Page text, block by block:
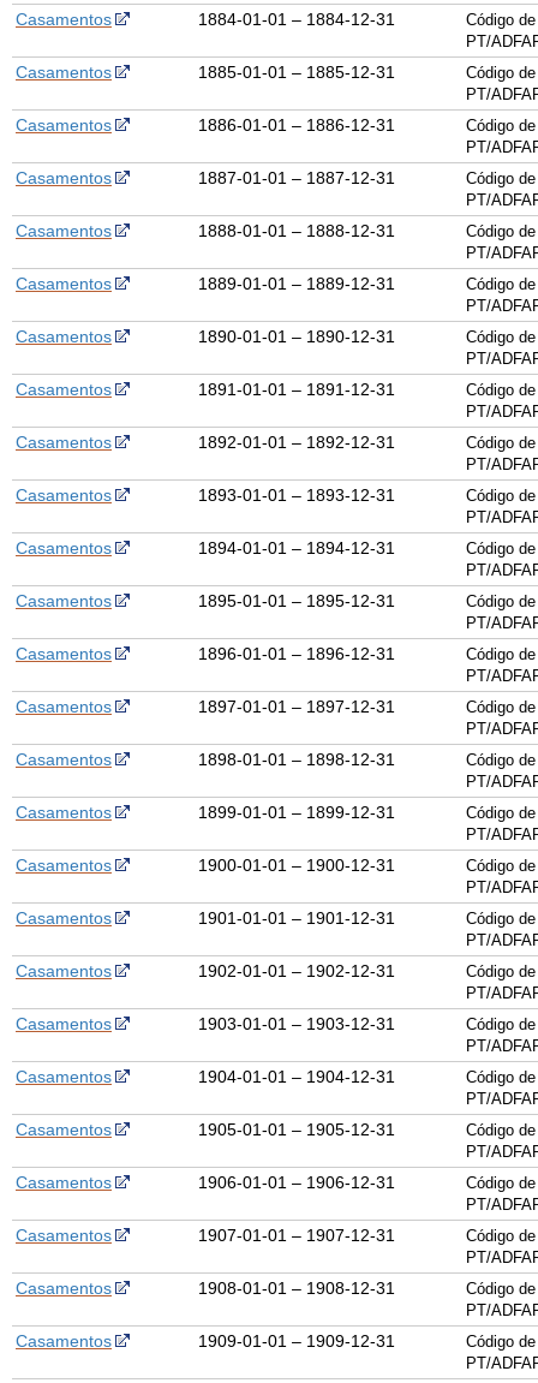
Casamentos 1884-01-01 – 1884-12-31
Código
PT/
Casamentos 1885-01-01 – 1885-12-31
Código
PT/
Casamentos 1886-01-01 – 1886-12-31
Código
PT/
Casamentos 1887-01-01 – 1887-12-31
Código
PT/
Casamentos 1888-01-01 – 1888-12-31
Código
PT/
Casamentos 1889-01-01 – 1889-12-31
Código
PT/
Casamentos 1890-01-01 – 1890-12-31
Código
PT/
Casamentos 1891-01-01 – 1891-12-31
Código
PT/
Casamentos 1892-01-01 – 1892-12-31
Código
PT/
Casamentos 1893-01-01 – 1893-12-31
Código
PT/
Casamentos 1894-01-01 – 1894-12-31
Código
PT/
Casamentos 1895-01-01 – 1895-12-31
Código
PT/
Casamentos 1896-01-01 – 1896-12-31
Código
PT/
Casamentos 1897-01-01 – 1897-12-31
Código
PT/
Casamentos 1898-01-01 – 1898-12-31
Código
PT/
Casamentos 1899-01-01 – 1899-12-31
Código
PT/
Casamentos 1900-01-01 – 1900-12-31
Código
PT/
Casamentos 1901-01-01 – 1901-12-31
Código
PT/
Casamentos 1902-01-01 – 1902-12-31
Código
PT/
Casamentos 1903-01-01 – 1903-12-31
Código
PT/
Casamentos 1904-01-01 – 1904-12-31
Código
PT/
Casamentos 1905-01-01 – 1905-12-31
Código
PT/
Casamentos 1906-01-01 – 1906-12-31
Código
PT/
Casamentos 1907-01-01 – 1907-12-31
Código
PT/
Casamentos 1908-01-01 – 1908-12-31
Código
PT/
Casamentos 1909-01-01 – 1909-12-31
Código
PT/